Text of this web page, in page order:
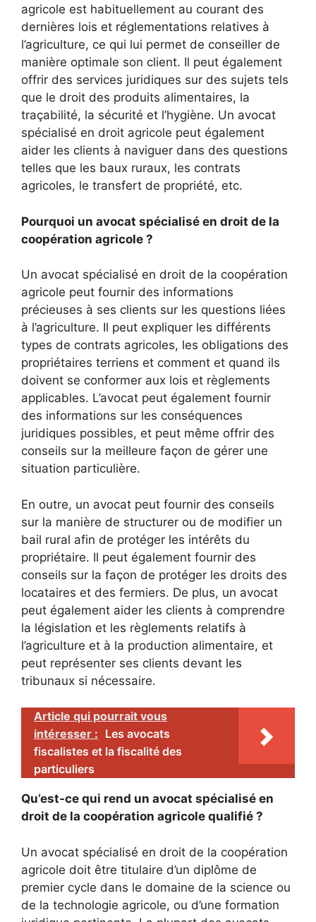
agricole est habituellement au courant des
dernières lois et réglementations relatives à
l’agriculture, ce qui lui permet de conseiller de
manière optimale son client. Il peut également
offrir des services juridiques sur des sujets tels
que le droit des produits alimentaires, la
traçabilité, la sécurité et l’hygiène. Un avocat
spécialisé en droit agricole peut également
aider les clients à naviguer dans des questions
telles que les baux ruraux, les contrats
agricoles, le transfert de propriété, etc.
Pourquoi un avocat spécialisé en droit de la
coopération agricole ?
Un avocat spécialisé en droit de la coopération
agricole peut fournir des informations
précieuses à ses clients sur les questions liées
à l’agriculture. Il peut expliquer les différents
types de contrats agricoles, les obligations des
propriétaires terriens et comment et quand ils
doivent se conformer aux lois et règlements
applicables. L’avocat peut également fournir
des informations sur les conséquences
juridiques possibles, et peut même offrir des
conseils sur la meilleure façon de gérer une
situation particulière.
En outre, un avocat peut fournir des conseils
sur la manière de structurer ou de modifier un
bail rural afin de protéger les intérêts du
propriétaire. Il peut également fournir des
conseils sur la façon de protéger les droits des
locataires et des fermiers. De plus, un avocat
peut également aider les clients à comprendre
la législation et les règlements relatifs à
l’agriculture et à la production alimentaire, et
peut représenter ses clients devant les
tribunaux si nécessaire.
Article qui pourrait vous
intéresser : Les avocats
fiscalistes et la fiscalité des
particuliers
Qu’est-ce qui rend un avocat spécialisé en
droit de la coopération agricole qualifié ?
Un avocat spécialisé en droit de la coopération
agricole doit être titulaire d’un diplôme de
premier cycle dans le domaine de la science ou
de la technologie agricole, ou d’une formation